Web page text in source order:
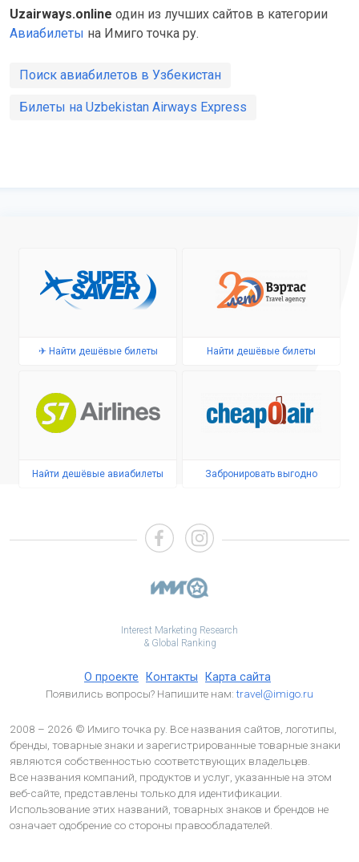
Uzairways.online один из лучших сайтов в категории
Авиабилеты на Имиго точка ру.
Поиск авиабилетов в Узбекистан
Билеты на Uzbekistan Airways Express
✈ Найти дешёвые билеты Найти дешёвые билеты
Найти дешёвые авиабилеты Забронировать выгодно
Interest Marketing Research
& Global Ranking
О проекте Контакты Карта сайта
Появились вопросы? Напишите нам:travel@imigo.ru
2008 – 2026 © Имиго точка ру. Все названия сайтов, логотипы,
бренды, товарные знаки и зарегистрированные товарные знаки
являются собственностью соответствующих владельцев.
Все названия компаний, продуктов и услуг, указанные на этом
веб-сайте, представлены только для идентификации.
Использование этих названий, товарных знаков и брендов не
означает одобрение со стороны правообладателей.